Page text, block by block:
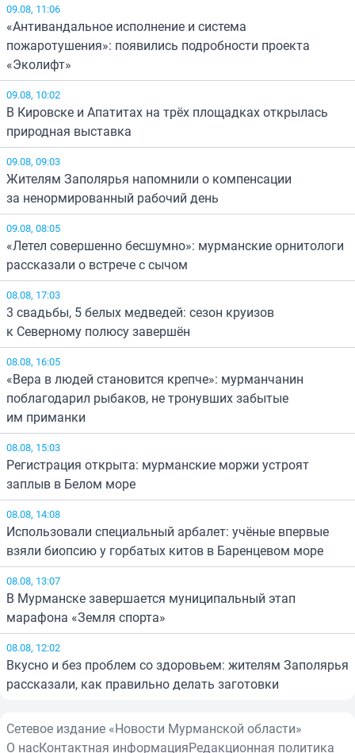
09.08, 11:06
«Антивандальное исполнение и система
пожаротушения»: появились подробности проекта
«Эколифт»
09.08, 10:02
В Кировске и Апатитах на трёх площадках открылась
природная выставка
09.08, 09:03
Жителям Заполярья напомнили о компенсации
за ненормированный рабочий день
09.08, 08:05
«Летел совершенно бесшумно»: мурманские орнитологи
рассказали о встрече с сычом
08.08, 17:03
3 свадьбы, 5 белых медведей: сезон круизов
к Северному полюсу завершён
08.08, 16:05
«Вера в людей становится крепче»: мурманчанин
поблагодарил рыбаков, не тронувших забытые
им приманки
08.08, 15:03
Регистрация открыта: мурманские моржи устроят
заплыв в Белом море
08.08, 14:08
Использовали специальный арбалет: учёные впервые
взяли биопсию у горбатых китов в Баренцевом море
08.08, 13:07
В Мурманске завершается муниципальный этап
марафона «Земля спорта»
08.08, 12:02
Вкусно и без проблем со здоровьем: жителям Заполярья
рассказали, как правильно делать заготовки
Сетевое издание «Новости Мурманской области»
О насКонтактная информацияРедакционная политика